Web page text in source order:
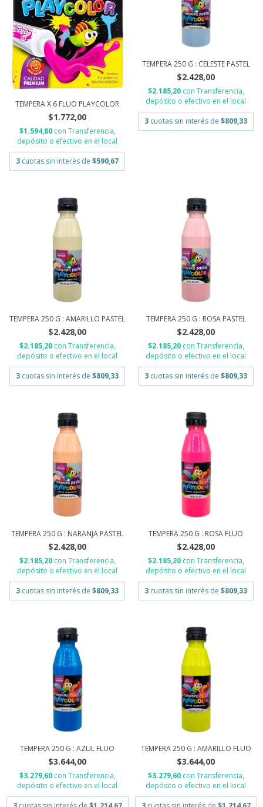
TEMPERA X 6 FLUO PLAYCOLOR
$1.772,00
$1.594,80 con Transferencia,
depósito o efectivo en el local
3 cuotas sin interés de $590,67
TEMPERA 250 G : CELESTE PASTEL
$2.428,00
$2.185,20 con Transferencia,
depósito o efectivo en el local
3 cuotas sin interés de $809,33
TEMPERA 250 G : AMARILLO PASTEL
$2.428,00
$2.185,20 con Transferencia,
depósito o efectivo en el local
3 cuotas sin interés de $809,33
TEMPERA 250 G : ROSA PASTEL
$2.428,00
$2.185,20 con Transferencia,
depósito o efectivo en el local
3 cuotas sin interés de $809,33
TEMPERA 250 G : NARANJA PASTEL
$2.428,00
$2.185,20 con Transferencia,
depósito o efectivo en el local
3 cuotas sin interés de $809,33
TEMPERA 250 G : ROSA FLUO
$2.428,00
$2.185,20 con Transferencia,
depósito o efectivo en el local
3 cuotas sin interés de $809,33
TEMPERA 250 G : AZUL FLUO
$3.644,00
$3.279,60 con Transferencia,
depósito o efectivo en el local
TEMPERA 250 G : AMARILLO FLUO
$3.644,00
$3.279,60 con Transferencia,
depósito o efectivo en el local